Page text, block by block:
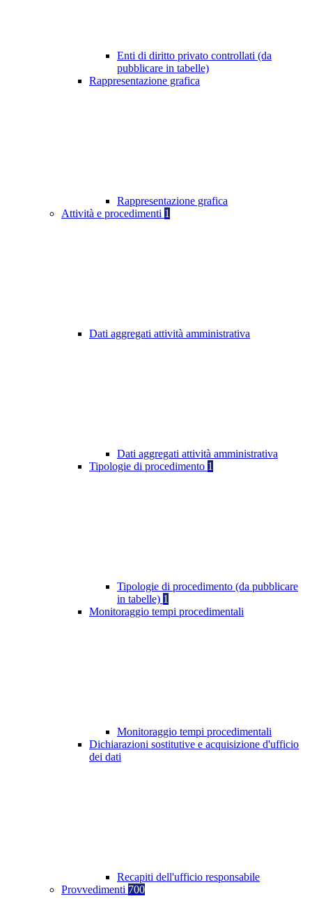
Enti di diritto privato controllati (da
pubblicare in tabelle)
Rappresentazione grafica
Rappresentazione grafica
Attività e procedimenti 1
Dati aggregati attività amministrativa
Dati aggregati attività amministrativa
Tipologie di procedimento 1
Tipologie di procedimento (da pubblicare
in tabelle) 1
Monitoraggio tempi procedimentali
Monitoraggio tempi procedimentali
Dichiarazioni sostitutive e acquisizione d'ufficio
dei dati
Recapiti dell'ufficio responsabile
Provvedimenti 700